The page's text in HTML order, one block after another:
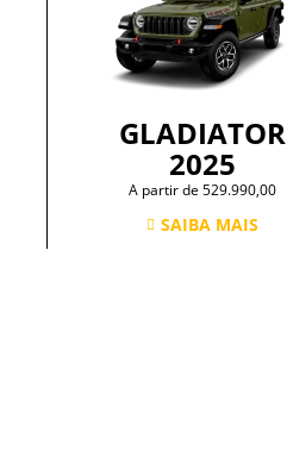
GLADIATOR
2025
A partir de 529.990,00
SAIBA MAIS